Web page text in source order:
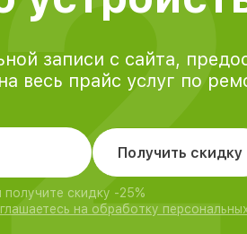
записи с сайта,
весь прайс услуг по
Получить скидку
скидку -25%
на обработку